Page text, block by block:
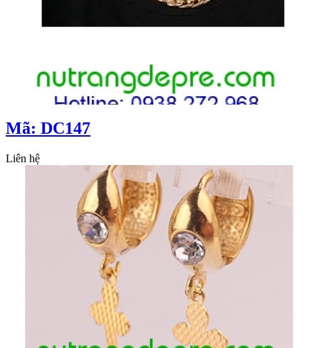
Mã: DC147
Liên hệ